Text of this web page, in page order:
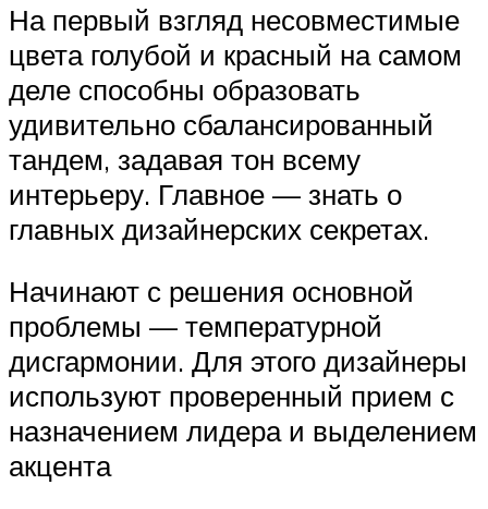
На первый взгляд несовместимые
цвета голубой и красный на самом
деле способны образовать
удивительно сбалансированный
тандем, задавая тон всему
интерьеру. Главное — знать о
главных дизайнерских секретах.
Начинают с решения основной
проблемы — температурной
дисгармонии. Для этого дизайнеры
используют проверенный прием с
назначением лидера и выделением
акцента